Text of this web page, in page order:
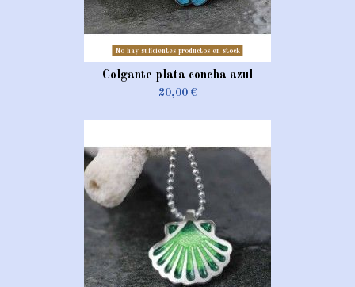
No hay suficientes productos en stock
Colgante plata concha azul
20,00 €